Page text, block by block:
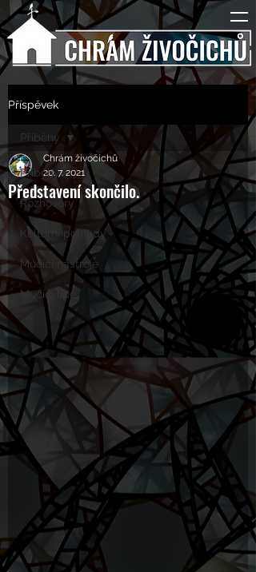
Příspěvek
Příběhy
Rozhovory
Kulturní pohledy
Mučící nástroje
Mučící lidé
Příběhy
Představení skončilo.
Chrám živočichů
20. 7. 2021